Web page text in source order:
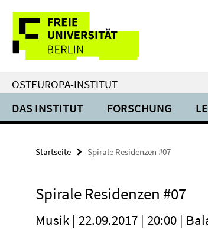
direkt
Inhalt
Service-
Navigation
OSTEUROPA-INSTITUT
DAS INSTITUT FORSCHUNG
Startseite Spirale Residenzen #07
Spirale Residenzen #07
Musik | 22.09.2017 | 20:00 |